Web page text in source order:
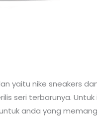
yaitu nike sneakers
seri terbarunya.
anda yang